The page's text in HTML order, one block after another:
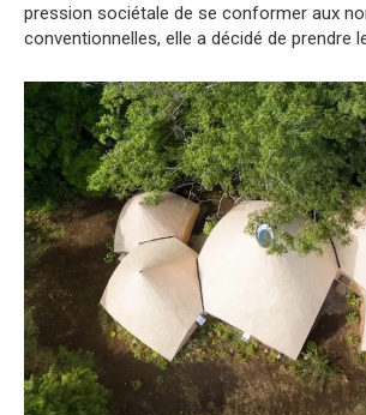
pression sociétale de se conformer aux
conventionnelles, elle a décidé de prendre